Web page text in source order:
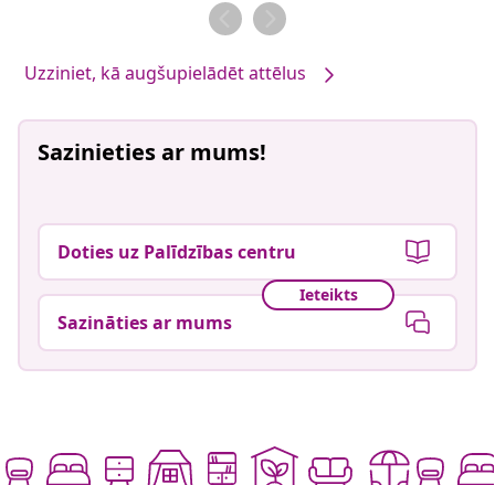
Uzziniet, kā augšupielādēt attēlus
Sazinieties ar mums!
Doties uz Palīdzības centru
Ieteikts
Sazināties ar mums